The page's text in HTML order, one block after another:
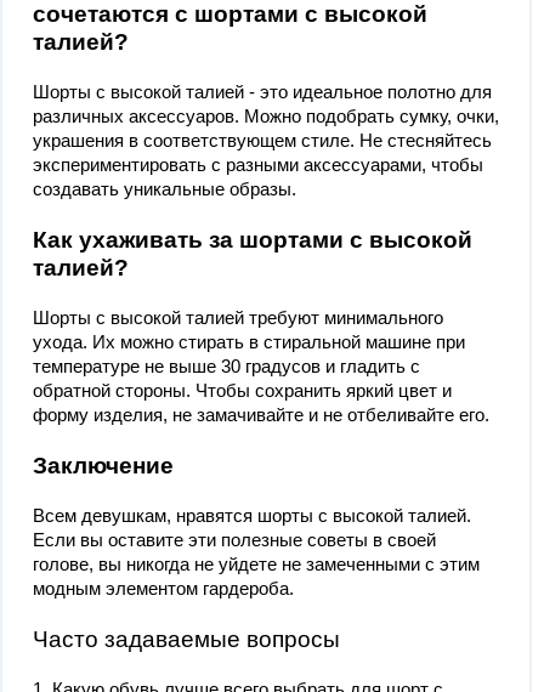
сочетаются с шортами с высокой
талией?
Шорты с высокой талией - это идеальное полотно для
различных аксессуаров. Можно подобрать сумку, очки,
украшения в соответствующем стиле. Не стесняйтесь
экспериментировать с разными аксессуарами, чтобы
создавать уникальные образы.
Как ухаживать за шортами с высокой
талией?
Шорты с высокой талией требуют минимального
ухода. Их можно стирать в стиральной машине при
температуре не выше 30 градусов и гладить с
обратной стороны. Чтобы сохранить яркий цвет и
форму изделия, не замачивайте и не отбеливайте его.
Заключение
Всем девушкам, нравятся шорты с высокой талией.
Если вы оставите эти полезные советы в своей
голове, вы никогда не уйдете не замеченными с этим
модным элементом гардероба.
Часто задаваемые вопросы